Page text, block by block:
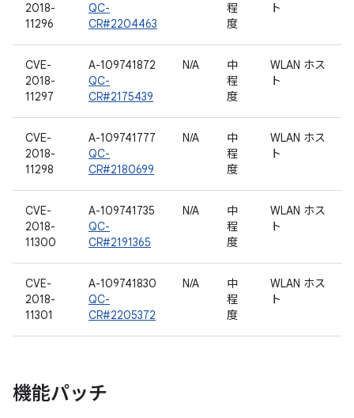
2018-
11296
QC-
CR#2204463
程
度
ト
CVE-
2018-
11297
A-109741872
QC-
CR#2175439
N/A
中
程
度
WLAN ホス
ト
CVE-
2018-
11298
A-109741777
QC-
CR#2180699
N/A
中
程
度
WLAN ホス
ト
CVE-
2018-
11300
A-109741735
QC-
CR#2191365
N/A
中
程
度
WLAN ホス
ト
CVE-
2018-
11301
A-109741830
QC-
CR#2205372
N/A
中
程
度
WLAN ホス
ト
機能パッチ